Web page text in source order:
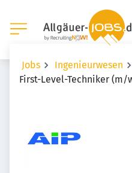
Jobs
Ingenieurwesen
First-Level-Techniker (m/